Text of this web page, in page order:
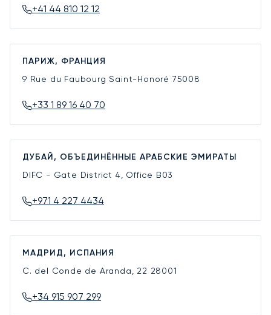
+41 44 810 12 12
ПАРИЖ, ФРАНЦИЯ
9 Rue du Faubourg Saint-Honoré 75008
+33 1 89 16 40 70
ДУБАЙ, ОБЪЕДИНЁННЫЕ АРАБСКИЕ ЭМИРАТЫ
DIFC - Gate District 4, Office B03
+971 4 227 4434
МАДРИД, ИСПАНИЯ
C. del Conde de Aranda, 22 28001
+34 915 907 299